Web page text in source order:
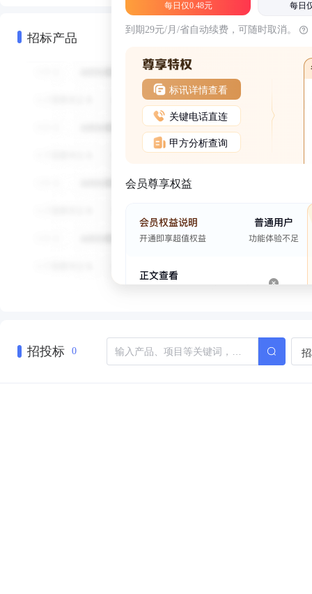
招标产品
每日仅0.48元 每日
到期29元/月/省自动续费，可随时取消。
标讯详情查看
关键电话直连
甲方分析查询
会员尊享权益
招投标 0